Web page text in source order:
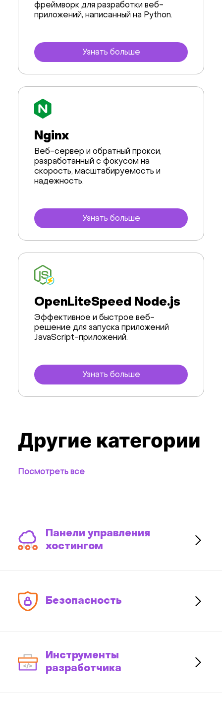
фреймворк для разработки веб-
приложений, написанный на Python.
Узнать больше
Nginx
Веб-сервер и обратный прокси,
разработанный с фокусом на
скорость, масштабируемость и
надежность.
Узнать больше
OpenLiteSpeed Node.js
Эффективное и быстрое веб-
решение для запуска приложений
JavaScript-приложений.
Узнать больше
Другие категории
Посмотреть все
Панели управления
хостингом
Безопасность
Инструменты
разработчика